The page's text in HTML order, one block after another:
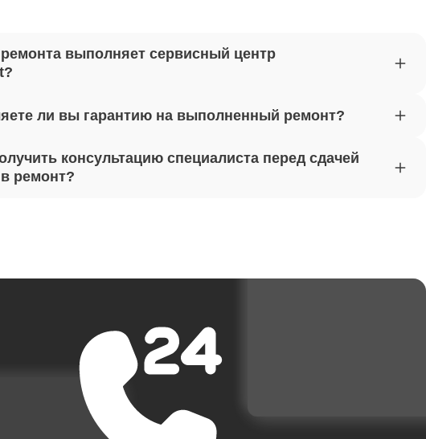
50 от 1045
100 от 1620
60
от 3700
выполняет сервисный центр
ли вы гарантию на выполненный ремонт?
консультацию специалиста перед сдачей
ремонт?